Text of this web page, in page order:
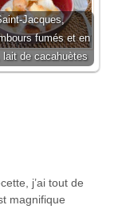
Jacques,
fumés et en
lait de cacahuètes
j’ai tout de
magnifique